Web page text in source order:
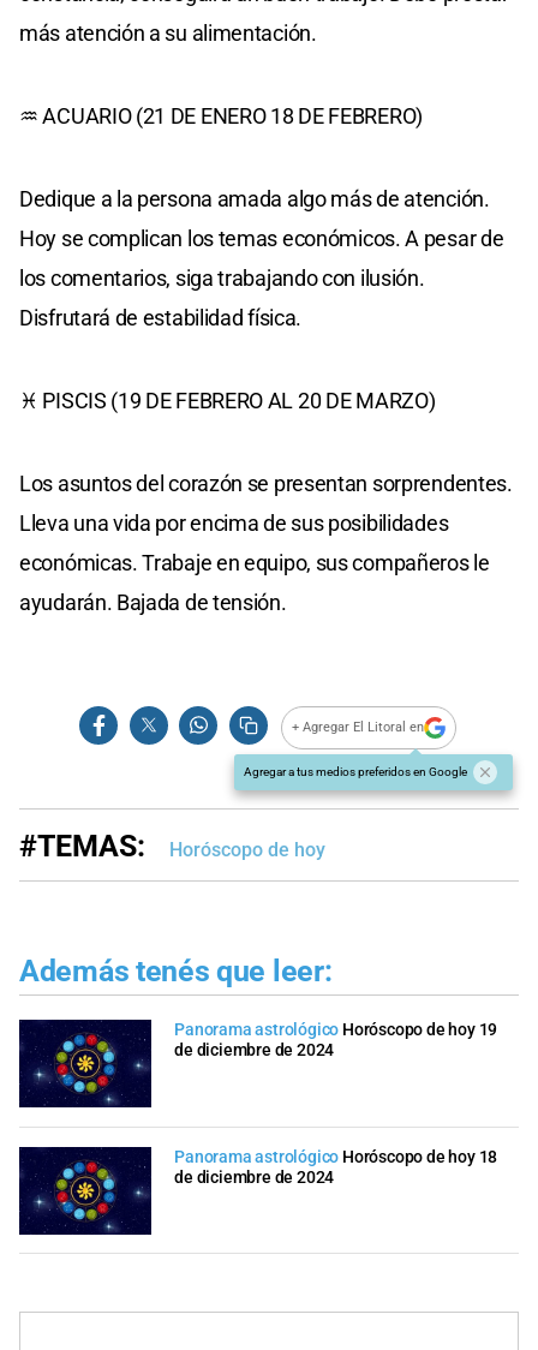
más atención a su alimentación.
♒ ACUARIO (21 DE ENERO 18 DE FEBRERO)
Dedique a la persona amada algo más de atención.
Hoy se complican los temas económicos. A pesar de
los comentarios, siga trabajando con ilusión.
Disfrutará de estabilidad física.
♓ PISCIS (19 DE FEBRERO AL 20 DE MARZO)
Los asuntos del corazón se presentan sorprendentes.
Lleva una vida por encima de sus posibilidades
económicas. Trabaje en equipo, sus compañeros le
ayudarán. Bajada de tensión.
+ Agregar El Litoral en
Agregar a tus medios preferidos en Google
#TEMAS: Horóscopo de hoy
Además tenés que leer:
Panorama astrológico Horóscopo de hoy 19
de diciembre de 2024
Panorama astrológico Horóscopo de hoy 18
de diciembre de 2024